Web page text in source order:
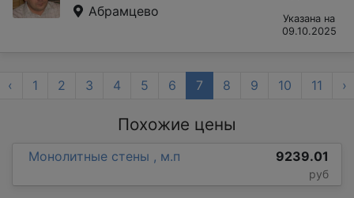
Абрамцево
Указана на
09.10.2025
‹ 1 2 3 4 5 6 7 8 9 10 11 ›
Похожие цены
Монолитные стены , м.п 9239.01
руб